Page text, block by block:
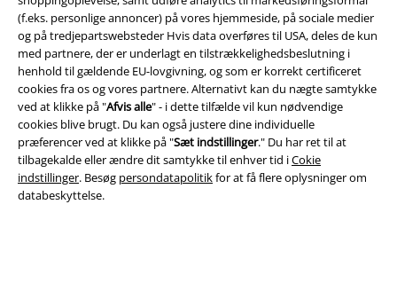
(f.eks. personlige annoncer) på vores hjemmeside, på sociale medier
og på tredjepartswebsteder Hvis data overføres til USA, deles de kun
med partnere, der er underlagt en tilstrækkelighedsbeslutning i
henhold til gældende EU-lovgivning, og som er korrekt certificeret
cookies fra os og vores partnere. Alternativt kan du nægte samtykke
ved at klikke på "Afvis alle" - i dette tilfælde vil kun nødvendige
cookies blive brugt. Du kan også justere dine individuelle
præferencer ved at klikke på "Sæt indstillinger." Du har ret til at
tilbagekalde eller ændre dit samtykke til enhver tid iCokie
indstillinger. Besøg persondatapolitikfor at få flere oplysninger om
databeskyttelse.
Salgs-, medlems- & leveringsbetingelser
Om EMP Danmark
Persondatapolitik
Bortskaffelse af affald og miljøbeskyttelse
Overensstemmelseserklæring